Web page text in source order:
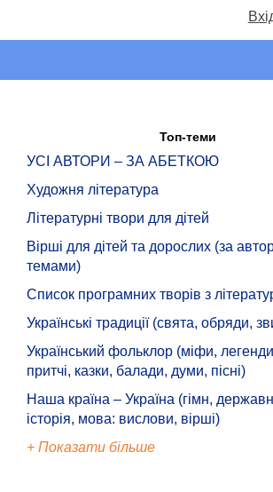
Топ-теми
УСІ АВТОРИ – ЗА АБЕТКОЮ
Художня література
Літературні твори для дітей
Вірші для дітей та дорослих (за
темами)
Список програмних творів з
Українські традиції (свята, обряди,
Український фольклор (міфи,
притчі, казки, балади, думи, пісні)
Наша країна – Україна (гімн,
історія, мова: вислови, вірші)
+ Показати більше